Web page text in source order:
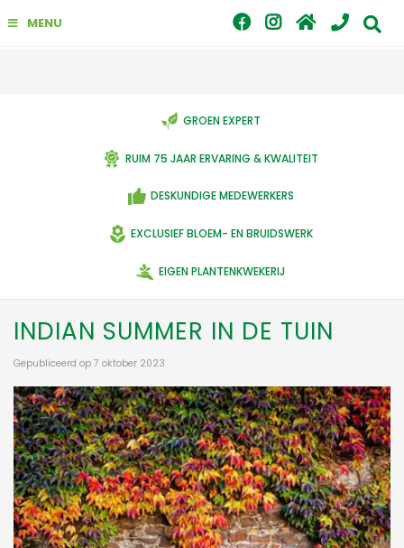
GROEN EXPERT
RUIM 75 JAAR ERVARING & KWALITEIT
DESKUNDIGE MEDEWERKERS
EXCLUSIEF BLOEM- EN BRUIDSWERK
EIGEN PLANTENKWEKERIJ
MENU
INDIAN SUMMER IN DE TUIN
Gepubliceerd op 7 oktober 2023